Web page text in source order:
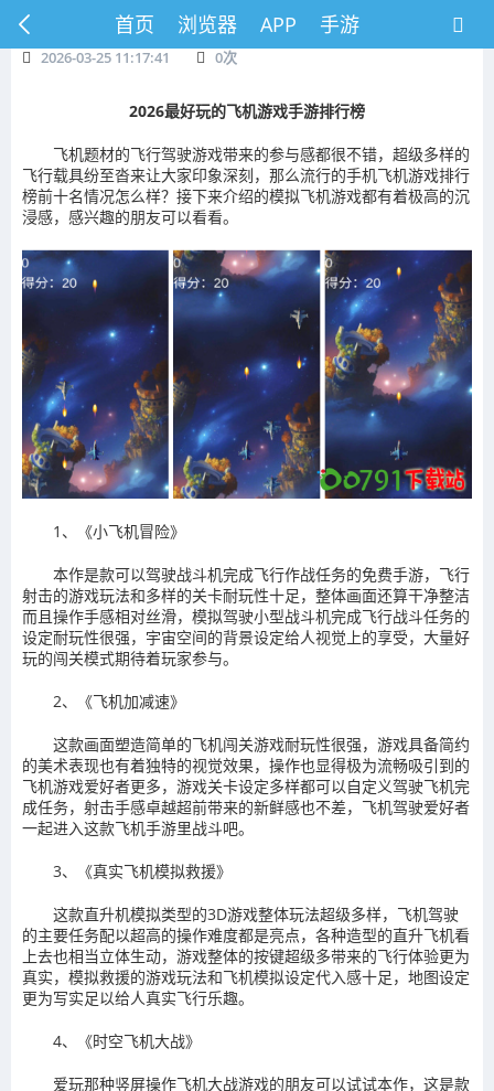
首页 浏览器 APP 手游
2026-03-25 11:17:41 0次
2026最好玩的飞机游戏手游排行榜
飞机题材的飞行驾驶游戏带来的参与感都很不错，超级多样的
飞行载具纷至沓来让大家印象深刻，那么流行的手机飞机游戏排行
榜前十名情况怎么样？接下来介绍的模拟飞机游戏都有着极高的沉
浸感，感兴趣的朋友可以看看。
1、《小飞机冒险》
本作是款可以驾驶战斗机完成飞行作战任务的免费手游，飞行
射击的游戏玩法和多样的关卡耐玩性十足，整体画面还算干净整洁
而且操作手感相对丝滑，模拟驾驶小型战斗机完成飞行战斗任务的
设定耐玩性很强，宇宙空间的背景设定给人视觉上的享受，大量好
玩的闯关模式期待着玩家参与。
2、《飞机加减速》
这款画面塑造简单的飞机闯关游戏耐玩性很强，游戏具备简约
的美术表现也有着独特的视觉效果，操作也显得极为流畅吸引到的
飞机游戏爱好者更多，游戏关卡设定多样都可以自定义驾驶飞机完
成任务，射击手感卓越超前带来的新鲜感也不差，飞机驾驶爱好者
一起进入这款飞机手游里战斗吧。
3、《真实飞机模拟救援》
这款直升机模拟类型的3D游戏整体玩法超级多样，飞机驾驶
的主要任务配以超高的操作难度都是亮点，各种造型的直升飞机看
上去也相当立体生动，游戏整体的按键超级多带来的飞行体验更为
真实，模拟救援的游戏玩法和飞机模拟设定代入感十足，地图设定
更为写实足以给人真实飞行乐趣。
4、《时空飞机大战》
爱玩那种竖屏操作飞机大战游戏的朋友可以试试本作，这是款